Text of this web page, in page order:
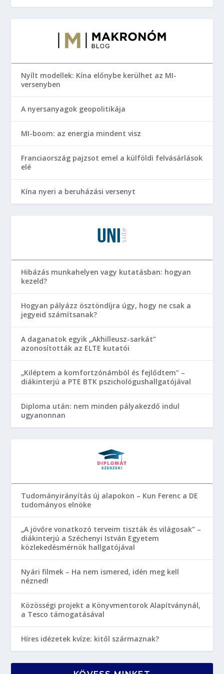
Nyílt modellek: Kína előnybe kerülhet az MI-
versenyben
A nyersanyagok geopolitikája
MI-boom: az energia mindent visz
Franciaország pajzsot emel a külföldi felvásárlások
elé
Kína nyeri a beruházási versenyt
Hibázás munkahelyen vagy kutatásban: hogyan
kezeld?
Hogyan pályázz ösztöndíjra úgy, hogy ne csak a
jegyeid számítsanak?
A daganatok egyik „Akhilleusz-sarkát”
azonosították az ELTE kutatói
„Kiléptem a komfortzónámból és fejlődtem” –
diákinterjú a PTE BTK pszichológushallgatójával
Diploma után: nem minden pályakezdő indul
ugyanonnan
Tudományirányítás új alapokon – Kun Ferenc a DE
tudományos elnöke
„A jövőre vonatkozó terveim tiszták és világosak” –
diákinterjú a Széchenyi István Egyetem
közlekedésmérnök hallgatójával
Nyári filmek – Ha nem ismered, idén meg kell
nézned!
Közösségi projekt a Könyvmentorok Alapítványnál,
a Tesco támogatásával
Híres idézetek kvíze: kitől származnak?